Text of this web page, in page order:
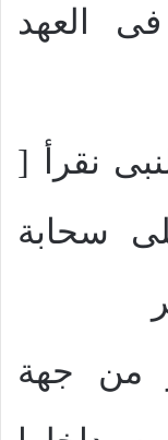
العهد
نقرأ [
سحابة
من جهة